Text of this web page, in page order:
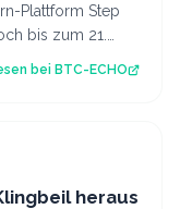
Plattform Step
bis zum 21.
bei BTC-ECHO
heraus